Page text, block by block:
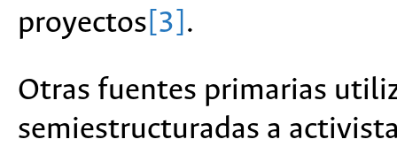
proyectos [3] .
Otras fuentes primarias
semiestructuradas a